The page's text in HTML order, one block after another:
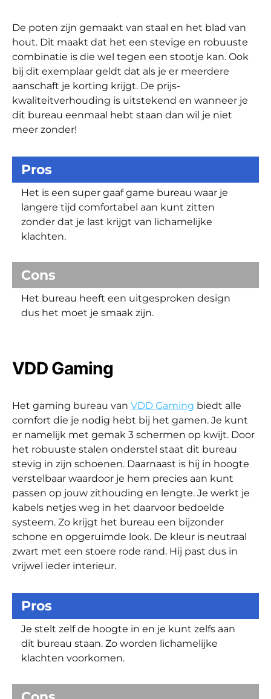
De poten zijn gemaakt van staal en het blad van
hout. Dit maakt dat het een stevige en robuuste
combinatie is die wel tegen een stootje kan. Ook
bij dit exemplaar geldt dat als je er meerdere
aanschaft je korting krijgt. De prijs-
kwaliteitverhouding is uitstekend en wanneer je
dit bureau eenmaal hebt staan dan wil je niet
meer zonder!
Pros
Het is een super gaaf game bureau waar je
langere tijd comfortabel aan kunt zitten
zonder dat je last krijgt van lichamelijke
klachten.
Cons
Het bureau heeft een uitgesproken design
dus het moet je smaak zijn.
VDD Gaming
Het gaming bureau van VDD Gaming biedt alle
comfort die je nodig hebt bij het gamen. Je kunt
er namelijk met gemak 3 schermen op kwijt. Door
het robuuste stalen onderstel staat dit bureau
stevig in zijn schoenen. Daarnaast is hij in hoogte
verstelbaar waardoor je hem precies aan kunt
passen op jouw zithouding en lengte. Je werkt je
kabels netjes weg in het daarvoor bedoelde
systeem. Zo krijgt het bureau een bijzonder
schone en opgeruimde look. De kleur is neutraal
zwart met een stoere rode rand. Hij past dus in
vrijwel ieder interieur.
Pros
Je stelt zelf de hoogte in en je kunt zelfs aan
dit bureau staan. Zo worden lichamelijke
klachten voorkomen.